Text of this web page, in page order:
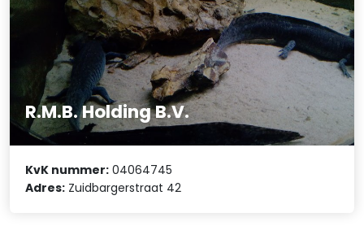
R.M.B. Holding B.V.
KvK nummer: 04064745
Adres: Zuidbargerstraat 42